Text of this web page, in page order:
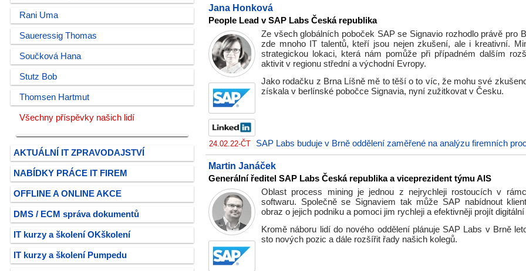
Rani Uma
Saueressig Thomas
Součková Hana
Stutz Bob
Thomsen Hartmut
Všechny příspěvky našich lidí
AKTUÁLNÍ IT ZPRAVODAJSTVÍ
NABÍDKY PRÁCE IT FIREM
OFFLINE A ONLINE AKCE
DMS / ECM správa dokumentů
IT kurzy a školení OKškolení
IT kurzy a školení Pumpedu
Jana Honková
People Lead v SAP Labs Česká republika
Ze všech globálních poboček SAP se Signavio rozhodlo právě pro
zde mnoho IT talentů, kteří jsou nejen zkušení, ale i kreativní.
strategickou lokaci, která nám pomůže při případném dalším
aktivit v regionu střední a východní Evropy.
Jako rodačku z Brna Líšně mě to těší o to víc, že mohu své
získala v berlínské pobočce Signavia, nyní zužitkovat v Česku.
24.02.22-ČT SAP Labs buduje v Brně oddělení zaměřené na analýzu firemních
Martin Janáček
Generální ředitel SAP Labs Česká republika a viceprezident týmu AIS
Oblast process mining je jednou z nejrychleji rostoucích v
softwaru. Společně se Signaviem tak může SAP nabídnout
obraz o jejich podniku a pomoci jim rychleji a efektivněji projít
Kromě náboru lidí do nového oddělení plánuje SAP Labs v Brně
sto nových pozic a dále rozšířit řady našich kolegů.